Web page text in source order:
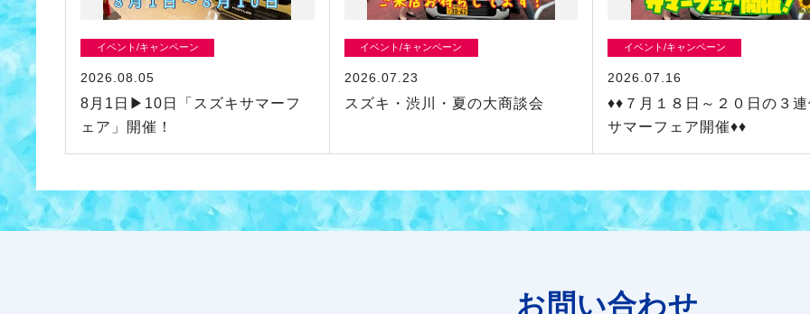
イベント/キャンペーン
2026.08.05
8月1日▶10日「スズキサマーフ
ェア」開催！
イベント/キャンペーン
2026.07.23
スズキ・渋川・夏の大商談会
イベント/キャンペーン
2026.07.16
♦♦７月１８日～２０日の３
サマーフェア開催♦♦
お問い合わせ